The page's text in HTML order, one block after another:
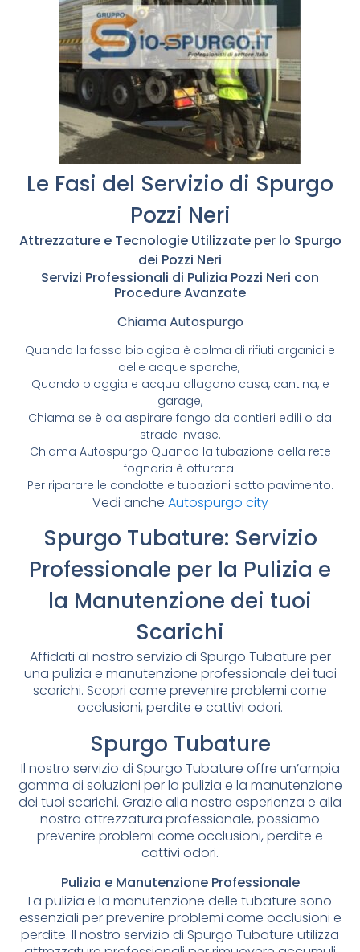
Le Fasi del Servizio di Spurgo
Pozzi Neri
Attrezzature e Tecnologie Utilizzate per lo Spurgo
dei Pozzi Neri
Servizi Professionali di Pulizia Pozzi Neri con
Procedure Avanzate
Chiama Autospurgo
Quando la fossa biologica è colma di rifiuti organici e
delle acque sporche,
Quando pioggia e acqua allagano casa, cantina, e
garage,
Chiama se è da aspirare fango da cantieri edili o da
strade invase.
Chiama Autospurgo Quando la tubazione della rete
fognaria è otturata.
Per riparare le condotte e tubazioni sotto pavimento.
Vedi anche Autospurgo city
Spurgo Tubature: Servizio
Professionale per la Pulizia e
la Manutenzione dei tuoi
Scarichi
Affidati al nostro servizio di Spurgo Tubature per
una pulizia e manutenzione professionale dei tuoi
scarichi. Scopri come prevenire problemi come
occlusioni, perdite e cattivi odori.
Spurgo Tubature
Il nostro servizio di Spurgo Tubature offre un’ampia
gamma di soluzioni per la pulizia e la manutenzione
dei tuoi scarichi. Grazie alla nostra esperienza e alla
nostra attrezzatura professionale, possiamo
prevenire problemi come occlusioni, perdite e
cattivi odori.
Pulizia e Manutenzione Professionale
La pulizia e la manutenzione delle tubature sono
essenziali per prevenire problemi come occlusioni e
perdite. Il nostro servizio di Spurgo Tubature utilizza